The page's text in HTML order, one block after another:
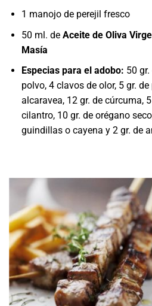
1 manojo de perejil fresco
50 ml. de Aceite de Oliva
Masía
Especias para el adobo: 50
polvo, 4 clavos de olor, 5 gr.
alcaravea, 12 gr. de cúrcuma,
cilantro, 10 gr. de orégano
guindillas o cayena y 2 gr. de